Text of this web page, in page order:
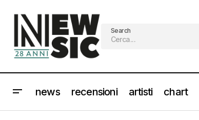
Search
news recensioni artisti chart